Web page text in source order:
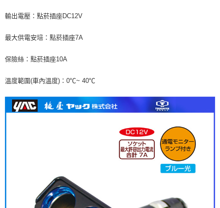
輸出電壓：點菸插座DC12V
最大供電安培：點菸插座7A
保險絲：點菸插座10A
溫度範圍(車內溫度)：0℃~ 40℃